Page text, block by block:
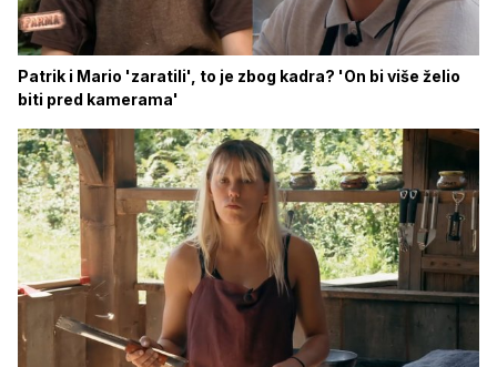
Patrik i Mario 'zaratili', to je zbog kadra? 'On bi više želio
biti pred kamerama'